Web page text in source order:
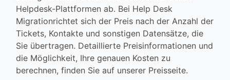
Helpdesk-Plattformen ab. Bei Help Desk
Migrationrichtet sich der Preis nach der Anzahl der
Tickets, Kontakte und sonstigen Datensätze, die
Sie übertragen. Detaillierte Preisinformationen und
die Möglichkeit, Ihre genauen Kosten zu
berechnen, finden Sie auf unserer Preisseite.